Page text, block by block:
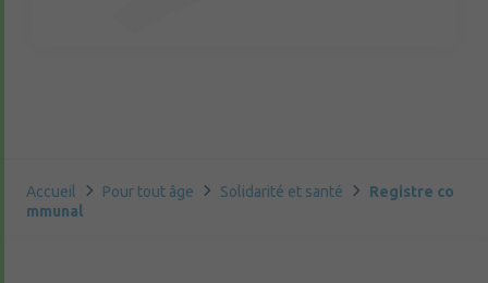
Accueil Pour tout âge Solidarité et santé
Registre co
mmunal